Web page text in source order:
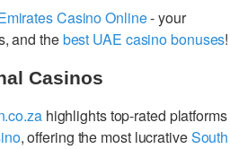
Casino Online- your
and thebest UAE casino bonuses!
Casinos
highlights top-rated platforms
, offering the most lucrativeSouth